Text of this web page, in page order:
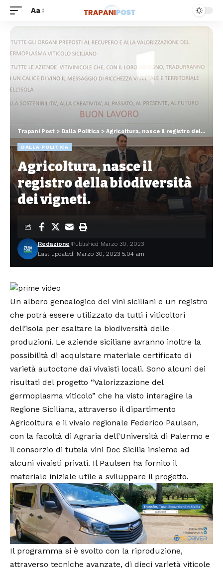
Aa
Trapani Post > Dalla Politica > Agricoltura, nasce il registro della biodiversità dei vigneti.
DALLA POLITICA
Agricoltura, nasce il
registro della biodiversità
dei vigneti.
Last updated: Marzo 30, 2023 5:04 am
Redazione Published Marzo 30, 2023
Un albero genealogico dei vini siciliani e un registro
che potrà essere utilizzato da tutti i viticoltori
dell’isola per esaltare la biodiversità delle
produzioni. Le aziende siciliane avranno inoltre la
possibilità di acquistare materiale certificato di
varietà autoctone dai vivaisti locali. Sono alcuni dei
risultati del progetto “Valorizzazione del
germoplasma viticolo” che ha visto interagire la
Regione Siciliana, attraverso il dipartimento
Agricoltura e il vivaio regionale Federico Paulsen,
con la facoltà di Agraria dell’Università di Palermo e
il consorzio di tutela vini Doc Sicilia insieme ad
alcuni vivaisti privati. Il Paulsen ha fornito il
materiale iniziale utile a sviluppare il progetto.
Il programma si è svolto con la riproduzione,
attraverso tecniche avanzate, di dieci varietà viticole